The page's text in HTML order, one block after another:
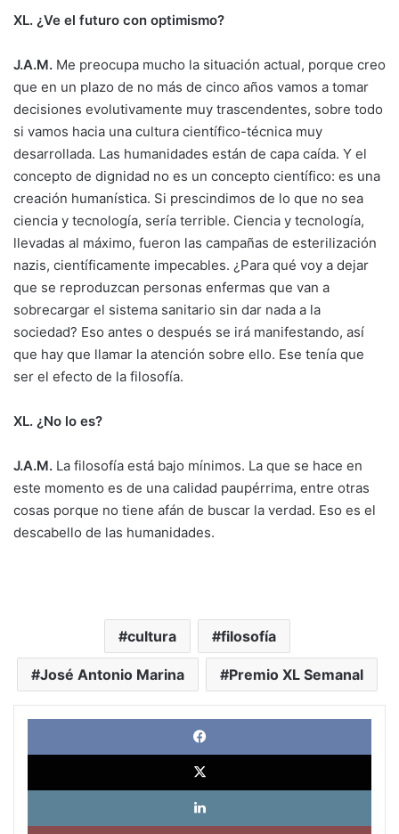
XL. ¿Ve el futuro con optimismo?
J.A.M. Me preocupa mucho la situación actual, porque creo
que en un plazo de no más de cinco años vamos a tomar
decisiones evolutivamente muy trascendentes, sobre todo
si vamos hacia una cultura científico-técnica muy
desarrollada. Las humanidades están de capa caída. Y el
concepto de dignidad no es un concepto científico: es una
creación humanística. Si prescindimos de lo que no sea
ciencia y tecnología, sería terrible. Ciencia y tecnología,
llevadas al máximo, fueron las campañas de esterilización
nazis, científicamente impecables. ¿Para qué voy a dejar
que se reproduzcan personas enfermas que van a
sobrecargar el sistema sanitario sin dar nada a la
sociedad? Eso antes o después se irá manifestando, así
que hay que llamar la atención sobre ello. Ese tenía que
ser el efecto de la filosofía.
XL. ¿No lo es?
J.A.M. La filosofía está bajo mínimos. La que se hace en
este momento es de una calidad paupérrima, entre otras
cosas porque no tiene afán de buscar la verdad. Eso es el
descabello de las humanidades.
cultura filosofía
José Antonio Marina Premio XL Semanal
X